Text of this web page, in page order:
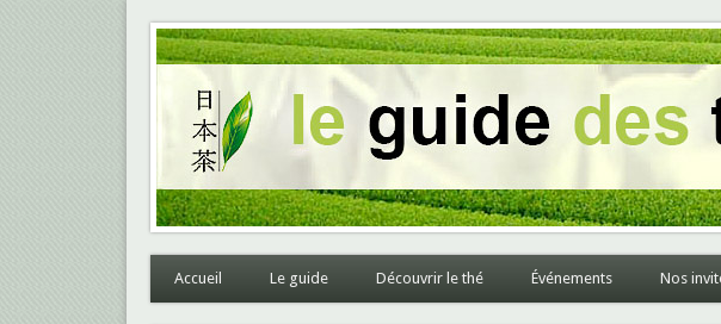
Le guide des thés du Japon et du
Accueil Le guide Découvrir le thé Événements Nos